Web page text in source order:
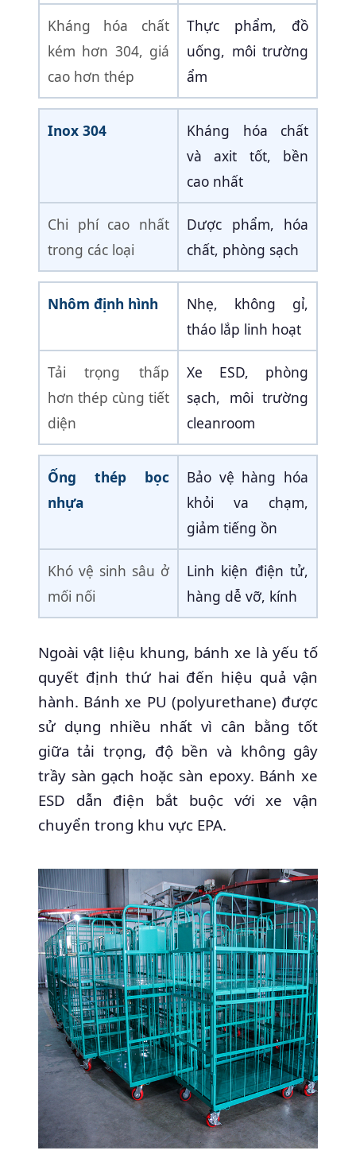
Kháng hóa chất
kém hơn 304, giá
cao hơn thép
Thực phẩm, đồ
uống, môi trường
ẩm
Inox 304
Kháng hóa chất
và axit tốt, bền
cao nhất
Chi phí cao nhất
trong các loại
Dược phẩm, hóa
chất, phòng sạch
Nhôm định hình
Nhẹ, không gỉ,
tháo lắp linh hoạt
Tải trọng thấp
hơn thép cùng tiết
diện
Xe ESD, phòng
sạch, môi trường
cleanroom
Ống thép bọc
nhựa
Bảo vệ hàng hóa
khỏi va chạm,
giảm tiếng ồn
Khó vệ sinh sâu ở
mối nối
Linh kiện điện tử,
hàng dễ vỡ, kính
Ngoài vật liệu khung, bánh xe là yếu tố
quyết định thứ hai đến hiệu quả vận
hành. Bánh xe PU (polyurethane) được
sử dụng nhiều nhất vì cân bằng tốt
giữa tải trọng, độ bền và không gây
trầy sàn gạch hoặc sàn epoxy. Bánh xe
ESD dẫn điện bắt buộc với xe vận
chuyển trong khu vực EPA.